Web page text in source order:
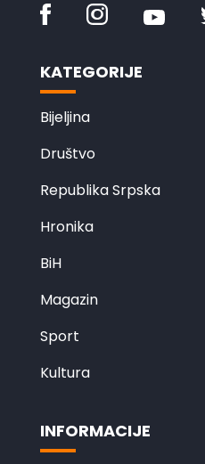
KATEGORIJE
Bijeljina
Društvo
Republika Srpska
Hronika
BiH
Magazin
Sport
Kultura
INFORMACIJE